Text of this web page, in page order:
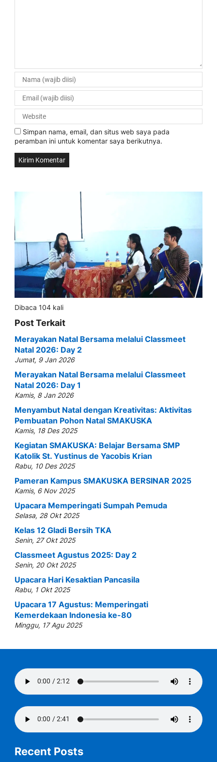
Simpan nama, email, dan situs web saya pada
peramban ini untuk komentar saya berikutnya.
Dibaca 104 kali
Post Terkait
Merayakan Natal Bersama melalui Classmeet
Natal 2026: Day 2
Jumat, 9 Jan 2026
Merayakan Natal Bersama melalui Classmeet
Natal 2026: Day 1
Kamis, 8 Jan 2026
Menyambut Natal dengan Kreativitas: Aktivitas
Pembuatan Pohon Natal SMAKUSKA
Kamis, 18 Des 2025
Kegiatan SMAKUSKA: Belajar Bersama SMP
Katolik St. Yustinus de Yacobis Krian
Rabu, 10 Des 2025
Pameran Kampus SMAKUSKA BERSINAR 2025
Kamis, 6 Nov 2025
Upacara Memperingati Sumpah Pemuda
Selasa, 28 Okt 2025
Kelas 12 Gladi Bersih TKA
Senin, 27 Okt 2025
Classmeet Agustus 2025: Day 2
Senin, 20 Okt 2025
Upacara Hari Kesaktian Pancasila
Rabu, 1 Okt 2025
Upacara 17 Agustus: Memperingati
Kemerdekaan Indonesia ke-80
Minggu, 17 Agu 2025
Recent Posts